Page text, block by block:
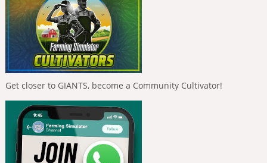
Get closer to GIANTS, become a Community Cultivator!